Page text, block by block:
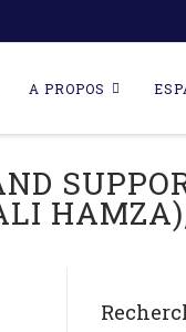
A PROPOS